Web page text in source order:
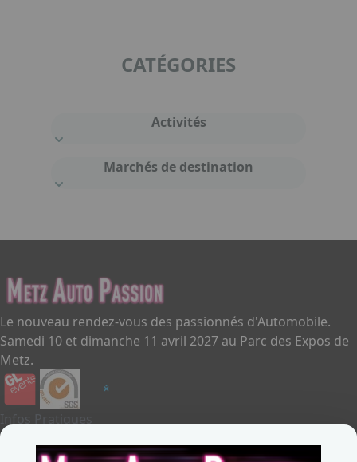
CATÉGORIES
Activités
Marchés de destination
Le nouveau rendez-vous des passionnés d'Automobile.
Samedi 10 et dimanche 11 avril 2027 au Parc des Expos de
Metz.
Infos Pratiques
Je souhaite exposer